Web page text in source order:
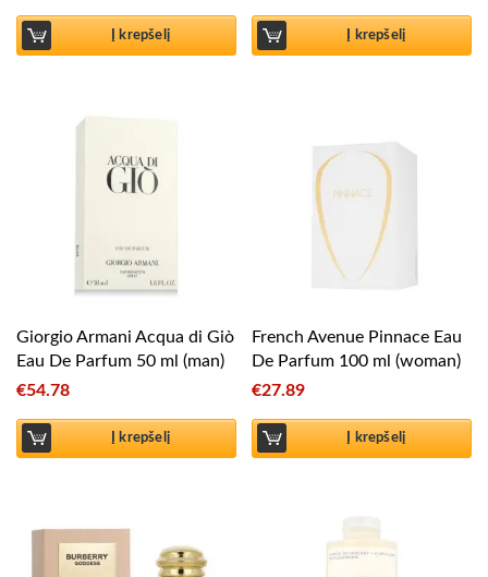
Į krepšelį Į krepšelį
Giorgio Armani Acqua di Giò
Eau De Parfum 50 ml (man)
€54.78
Į krepšelį
French Avenue Pinnace Eau
De Parfum 100 ml (woman)
€27.89
Į krepšelį